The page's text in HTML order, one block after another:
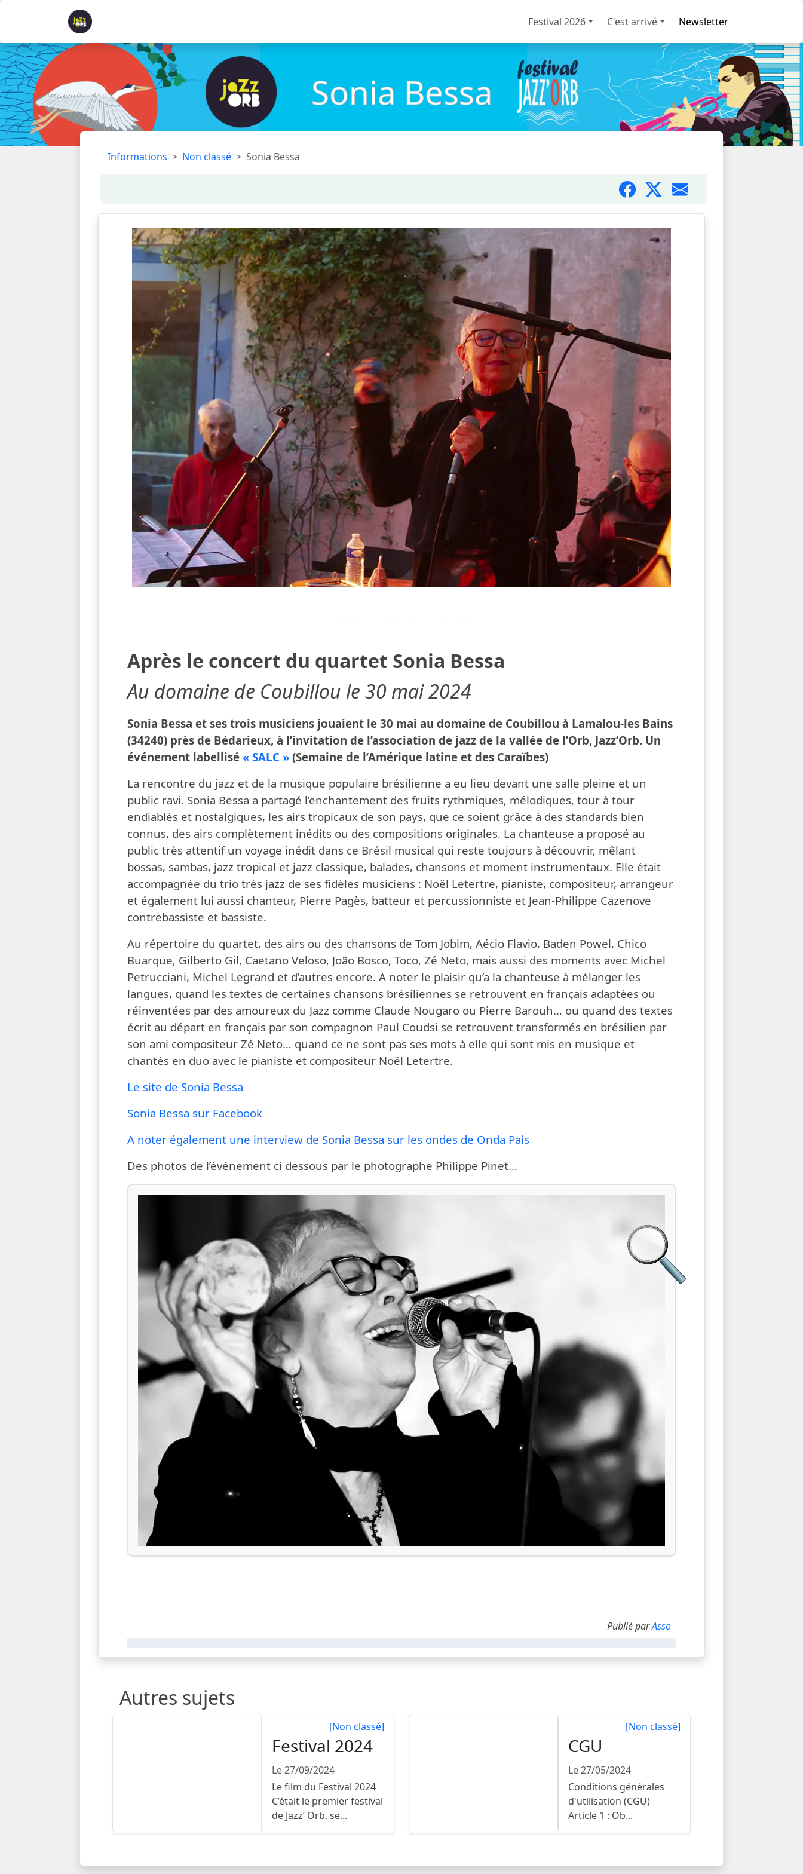
Festival 2026 C'est arrivé Newsletter
Sonia Bessa
Informations Non classé Sonia Bessa
Après le concert du quartet Sonia Bessa
Au domaine de Coubillou le 30 mai 2024
Sonia Bessa et ses trois musiciens jouaient le 30 mai au domaine de Coubillou à Lamalou-les Bains
(34240) près de Bédarieux, à l’invitation de l’association de jazz de la vallée de l’Orb, Jazz’Orb. Un
événement labellisé « SALC » (Semaine de l’Amérique latine et des Caraïbes)
La rencontre du jazz et de la musique populaire brésilienne a eu lieu devant une salle pleine et un
public ravi. Sonia Bessa a partagé l’enchantement des fruits rythmiques, mélodiques, tour à tour
endiablés et nostalgiques, les airs tropicaux de son pays, que ce soient grâce à des standards bien
connus, des airs complètement inédits ou des compositions originales. La chanteuse a proposé au
public très attentif un voyage inédit dans ce Brésil musical qui reste toujours à découvrir, mêlant
bossas, sambas, jazz tropical et jazz classique, balades, chansons et moment instrumentaux. Elle était
accompagnée du trio très jazz de ses fidèles musiciens : Noël Letertre, pianiste, compositeur, arrangeur
et également lui aussi chanteur, Pierre Pagès, batteur et percussionniste et Jean-Philippe Cazenove
contrebassiste et bassiste.
Au répertoire du quartet, des airs ou des chansons de Tom Jobim, Aécio Flavio, Baden Powel, Chico
Buarque, Gilberto Gil, Caetano Veloso, João Bosco, Toco, Zé Neto, mais aussi des moments avec Michel
Petrucciani, Michel Legrand et d’autres encore. A noter le plaisir qu’a la chanteuse à mélanger les
langues, quand les textes de certaines chansons brésiliennes se retrouvent en français adaptées ou
réinventées par des amoureux du Jazz comme Claude Nougaro ou Pierre Barouh… ou quand des textes
écrit au départ en français par son compagnon Paul Coudsi se retrouvent transformés en brésilien par
son ami compositeur Zé Neto… quand ce ne sont pas ses mots à elle qui sont mis en musique et
chantés en duo avec le pianiste et compositeur Noël Letertre.
Le site de Sonia Bessa
Sonia Bessa sur Facebook
A noter également une interview de Sonia Bessa sur les ondes de Onda Pais
Des photos de l’événement ci dessous par le photographe Philippe Pinet...
Publié parAsso
Autres sujets
[Non classé]
Festival 2024
Le 27/09/2024
Le film du Festival 2024
C’était le premier festival
de Jazz’ Orb, se...
[Non classé]
CGU
Le 27/05/2024
Conditions générales
d'utilisation (CGU)
Article 1 : Ob...